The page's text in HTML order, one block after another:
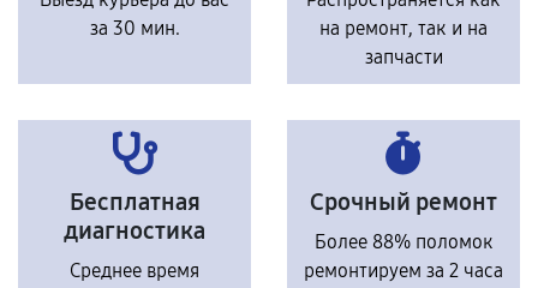
за 30 мин.
на ремонт, так и на
запчасти
Бесплатная
диагностика
Среднее время
Срочный ремонт
Более 88% поломок
ремонтируем за 2 часа